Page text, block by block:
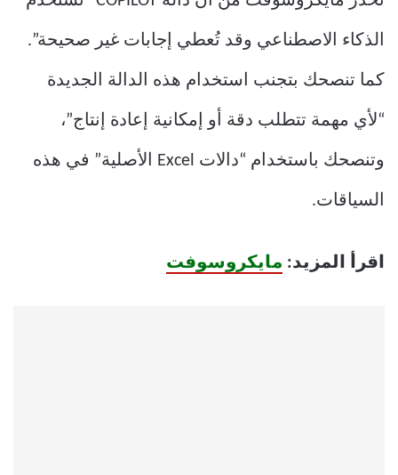
الذكاء الاصطناعي وقد تُعطي إجابات غير صحيحة”.
كما تنصحك بتجنب استخدام هذه الدالة الجديدة
“لأي مهمة تتطلب دقة أو إمكانية إعادة إنتاج”،
وتنصحك باستخدام “دالات Excel الأصلية” في هذه
السياقات.
اقرأ المزيد: مايكروسوفت